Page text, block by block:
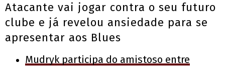
Atacante vai jogar contra o seu futuro
clube e já revelou ansiedade para se
apresentar aos Blues
Mudryk participa do amistoso entre